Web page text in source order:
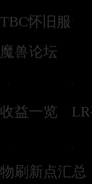
TBC怀旧服
魔兽论坛
TBC怀旧
收益一览
物刷新点汇总